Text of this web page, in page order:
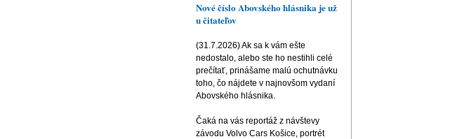
Nové číslo Abovského hlásnika je už
u čitateľov
(31.7.2026) Ak sa k vám ešte
nedostalo, alebo ste ho nestihli celé
prečítať, prinášame malú ochutnávku
toho, čo nájdete v najnovšom vydaní
Abovského hlásnika.
Čaká na vás reportáž z návštevy
závodu Volvo Cars Košice, portrét